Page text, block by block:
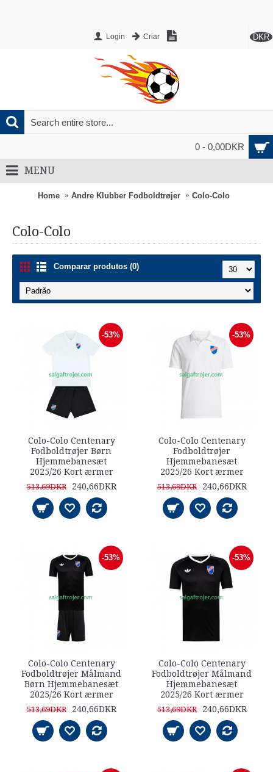
DKR
Login Criar
0 - 0,00DKR
MENU
Home Andre Klubber Fodboldtrøjer Colo-Colo
Colo-Colo
Comparar produtos (0)
-53%
Colo-Colo Centenary
Fodboldtrøjer Børn
Hjemmebanesæt
2025/26 Kort ærmer
513,69DKR 240,66DKR
-53%
Colo-Colo Centenary
Fodboldtrøjer
Hjemmebanesæt
2025/26 Kort ærmer
513,69DKR 240,66DKR
-53%
Colo-Colo Centenary
Fodboldtrøjer Målmand
Børn Hjemmebanesæt
2025/26 Kort ærmer
513,69DKR 240,66DKR
-53%
Colo-Colo Centenary
Fodboldtrøjer Målmand
Hjemmebanesæt
2025/26 Kort ærmer
513,69DKR 240,66DKR